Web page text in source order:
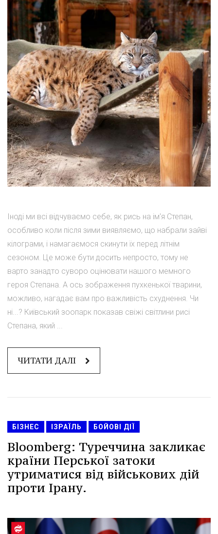
Іноді ми всі відчуваємо себе, як рись на ім'я Степан,
особливо коли після зими виявляємо, що набрали зайві
кілограми, і намагаємося скинути їх перед літнім
сезоном. Це може бути досить непросто, тому не
варто занадто суворо оцінювати нашого мемного
героя Степана. А ось зображення пухкенької тварини,
можливо, нагадає вам про важливість схуднення. Чи
ні...? Київський зоопарк показав свіжі світлини рисі
Степана, який ...
ЧИТАТИ ДАЛІ
БІЗНЕС ІЗРАЇЛЬ БОЙОВІ ДІЇ
Bloomberg: Туреччина закликає
країни Перської затоки
утриматися від військових дій
проти Ірану.